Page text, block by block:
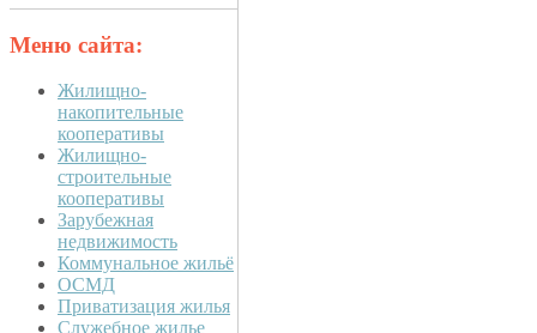
Меню сайта:
Жилищно-
накопительные
кооперативы
Жилищно-
строительные
кооперативы
Зарубежная
недвижимость
Коммунальное жильё
ОСМД
Приватизация жилья
Служебное жилье